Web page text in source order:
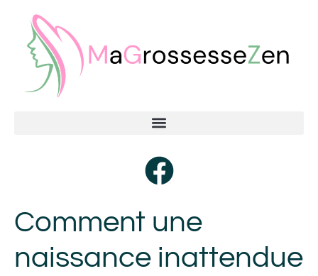
Comment une
naissance inattendue